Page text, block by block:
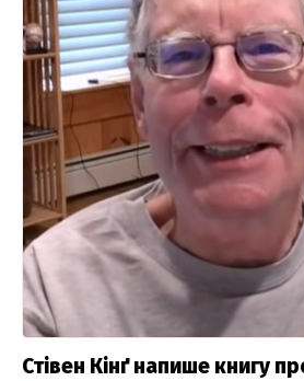
Стівен Кінґ напише книгу